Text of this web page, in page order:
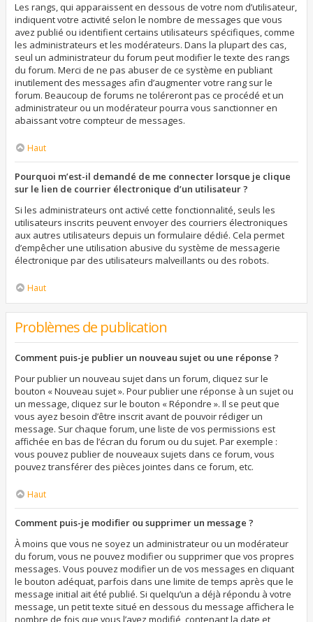
Les rangs, qui apparaissent en dessous de votre nom d’utilisateur,
indiquent votre activité selon le nombre de messages que vous
avez publié ou identifient certains utilisateurs spécifiques, comme
les administrateurs et les modérateurs. Dans la plupart des cas,
seul un administrateur du forum peut modifier le texte des rangs
du forum. Merci de ne pas abuser de ce système en publiant
inutilement des messages afin d’augmenter votre rang sur le
forum. Beaucoup de forums ne toléreront pas ce procédé et un
administrateur ou un modérateur pourra vous sanctionner en
abaissant votre compteur de messages.
Haut
Pourquoi m’est-il demandé de me connecter lorsque je clique
sur le lien de courrier électronique d’un utilisateur ?
Si les administrateurs ont activé cette fonctionnalité, seuls les
utilisateurs inscrits peuvent envoyer des courriers électroniques
aux autres utilisateurs depuis un formulaire dédié. Cela permet
d’empêcher une utilisation abusive du système de messagerie
électronique par des utilisateurs malveillants ou des robots.
Haut
Problèmes de publication
Comment puis-je publier un nouveau sujet ou une réponse ?
Pour publier un nouveau sujet dans un forum, cliquez sur le
bouton « Nouveau sujet ». Pour publier une réponse à un sujet ou
un message, cliquez sur le bouton « Répondre ». Il se peut que
vous ayez besoin d’être inscrit avant de pouvoir rédiger un
message. Sur chaque forum, une liste de vos permissions est
affichée en bas de l’écran du forum ou du sujet. Par exemple :
vous pouvez publier de nouveaux sujets dans ce forum, vous
pouvez transférer des pièces jointes dans ce forum, etc.
Haut
Comment puis-je modifier ou supprimer un message ?
À moins que vous ne soyez un administrateur ou un modérateur
du forum, vous ne pouvez modifier ou supprimer que vos propres
messages. Vous pouvez modifier un de vos messages en cliquant
le bouton adéquat, parfois dans une limite de temps après que le
message initial ait été publié. Si quelqu’un a déjà répondu à votre
message, un petit texte situé en dessous du message affichera le
nombre de fois que vous l’avez modifié, contenant la date et